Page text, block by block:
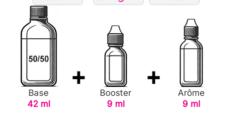
Base
42 ml
Booster
9 ml
Arôme
9 ml